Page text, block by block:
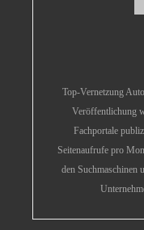
Top-Vernetzung
Veröffentlichung
Fachportale
Seitenaufrufe pro
den Suchmaschinen